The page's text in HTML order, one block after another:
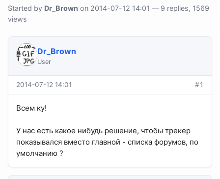
Started by Dr_Brown on 2014-07-12 14:01 — 9 replies, 1569
views
Dr_Brown
User
2014-07-12 14:01 #1
Всем ку!
У нас есть какое нибудь решение, чтобы трекер
показывался вместо главной - списка форумов, по
умолчанию ?